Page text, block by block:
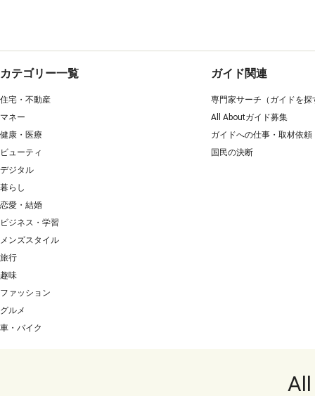
カテゴリー一覧
住宅・不動産
マネー
健康・医療
ビューティ
デジタル
暮らし
恋愛・結婚
ビジネス・学習
メンズスタイル
旅行
趣味
ファッション
グルメ
車・バイク
ガイド関連
専門家サーチ（ガイドを探
All Aboutガイド募集
ガイドへの仕事・取材依頼
国民の決断